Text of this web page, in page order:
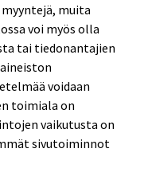
muita
voi myös olla
tai tiedonantajien
voidaan
toimiala on
vaikutusta on
sivutoiminnot